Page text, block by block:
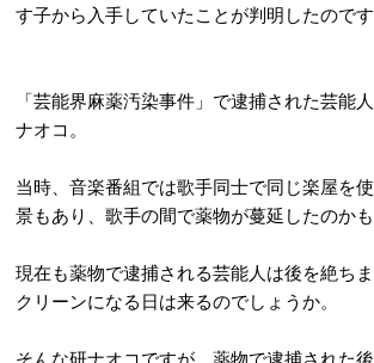
す子から入手していたことが判明したのです
「芸能界麻薬汚染事件」で逮捕された芸能
ナオコ。
当時、音楽番組では歌手同士で同じ楽屋を
景もあり、歌手の間で薬物が蔓延したのかも
現在も薬物で逮捕される芸能人は後を絶ち
クリーンになる日は来るのでしょうか。
そんな研ナオコですが、薬物で逮捕された